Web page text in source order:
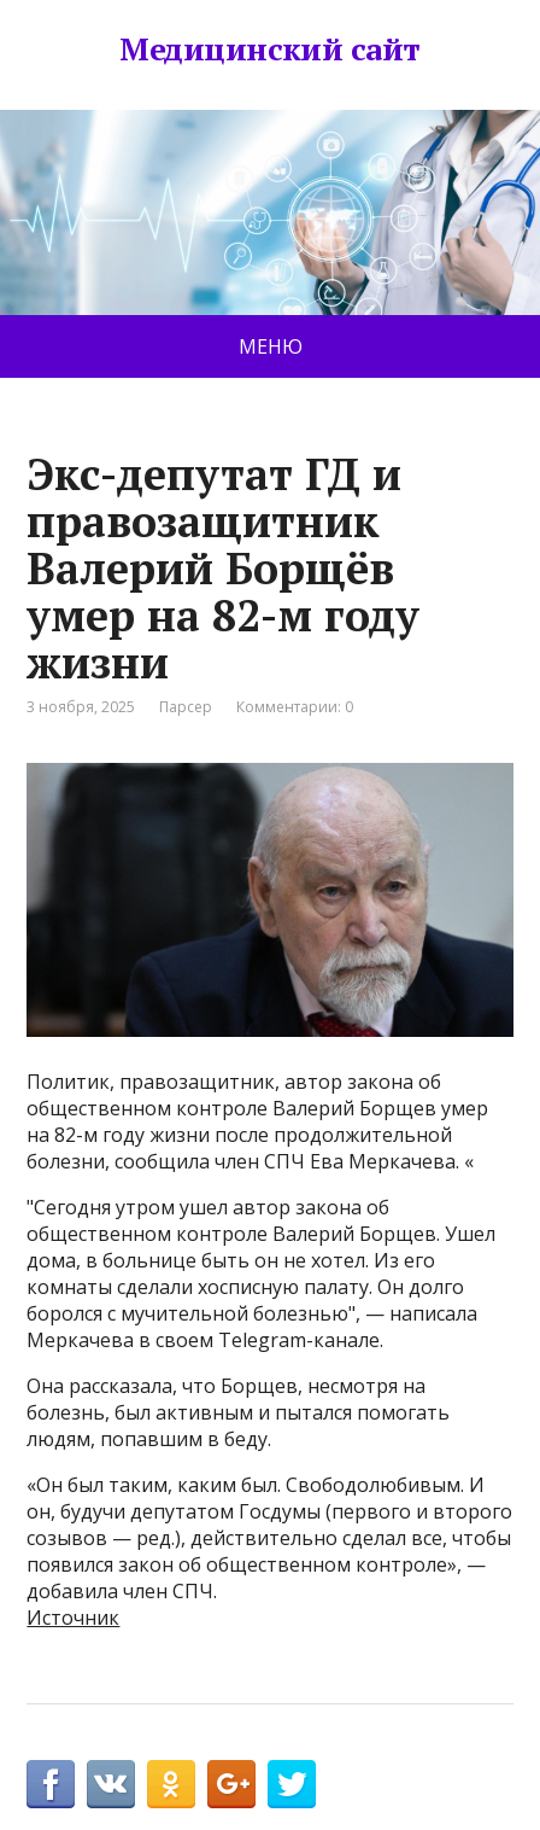
Медицинский сайт
МЕНЮ
Экс-депутат ГД и
правозащитник
Валерий Борщёв
умер на 82-м году
жизни
3 ноября, 2025 Парсер Комментарии: 0
Политик, правозащитник, автор закона об
общественном контроле Валерий Борщев умер
на 82-м году жизни после продолжительной
болезни, сообщила член СПЧ Ева Меркачева. «
"Сегодня утром ушел автор закона об
общественном контроле Валерий Борщев. Ушел
дома, в больнице быть он не хотел. Из его
комнаты сделали хосписную палату. Он долго
боролся с мучительной болезнью", — написала
Меркачева в своем Telegram-канале.
Она рассказала, что Борщев, несмотря на
болезнь, был активным и пытался помогать
людям, попавшим в беду.
«Он был таким, каким был. Свободолюбивым. И
он, будучи депутатом Госдумы (первого и второго
созывов — ред.), действительно сделал все, чтобы
появился закон об общественном контроле», —
добавила член СПЧ.
Источник